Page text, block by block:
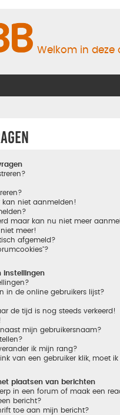
Welkom in deze
kan niet aanmelden!
maar kan nu niet meer
meer!
afgemeld?
instellingen
in de online gebruikers lijst?
de tijd is nog steeds verkeerd!
mijn gebruikersnaam?
ik mijn rang?
van een gebruiker klik, moet
plaatsen van berichten
in een forum of maak een
bericht?
toe aan mijn bericht?